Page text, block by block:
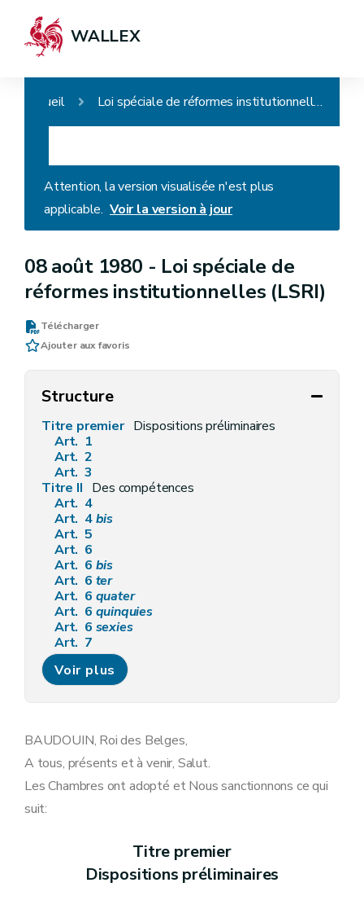
WALLEX
Accueil Loi spéciale de réformes institutionnelles (LSRI)
Attention, la version visualisée n'est plus
applicable. Voir la version à jour
08 août 1980 - Loi spéciale de
réformes institutionnelles (LSRI)
Télécharger
Ajouter aux favoris
Structure
Titre premier Dispositions préliminaires
Art. 1
Art. 2
Art. 3
Titre II Des compétences
Art. 4
Art. 4bis
Art. 5
Art. 6
Art. 6 bis
Art. 6 ter
Art. 6 quater
Art. 6 quinquies
Art. 6 sexies
Art. 7
Art. 7bis
Art. 8
Art. 9
Art. 11bis
Art. 12
Art. 13
Art. 14
Des pouvoirs
Chapitre Ier
Dispositions générales
Voir plus
BAUDOUIN, Roi des Belges,
A tous, présents et à venir, Salut.
Les Chambres ont adopté et Nous sanctionnons ce qui
suit:
Titre premier
Dispositions préliminaires